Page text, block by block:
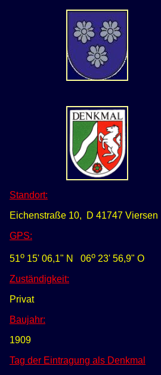
Standort:
Eichenstraße 10, D 41747 Viersen
GPS:
51o 15' 06,1" N 06o 23' 56,9" O
Zuständigkeit:
Privat
Baujahr:
1909
Tag der Eintragung als Denkmal